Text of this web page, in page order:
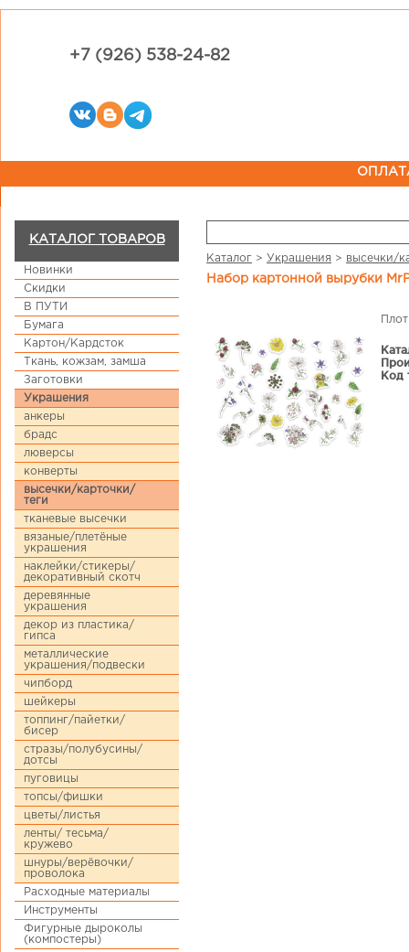
+7 (926) 538-24-82
КАТАЛОГ ТОВАРОВ
Новинки
Скидки
В ПУТИ
Бумага
Картон/Кардсток
Ткань, кожзам, замша
Заготовки
Украшения
анкеры
брадс
люверсы
конверты
высечки/карточки/
теги
тканевые высечки
вязаные/плетёные
украшения
наклейки/стикеры/
декоративный скотч
деревянные
украшения
декор из пластика/
гипса
металлические
украшения/подвески
чипборд
шейкеры
топпинг/пайетки/
бисер
стразы/полубусины/
дотсы
пуговицы
топсы/фишки
цветы/листья
ленты/ тесьма/
кружево
шнуры/верёвочки/
проволока
Расходные материалы
Инструменты
Фигурные дыроколы
(компостеры)
Каталог > Украшения > высечки/
Набор картонной вырубки
Код